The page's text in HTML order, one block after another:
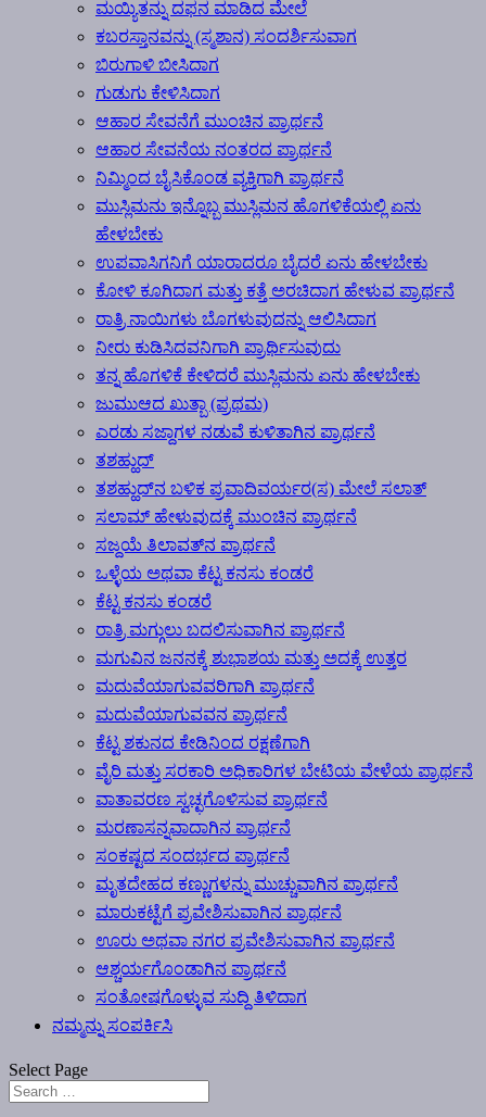
ಮಯ್ಯಿತನ್ನು ದಫನ ಮಾಡಿದ ಮೇಲೆ
ಕಬರಸ್ತಾನವನ್ನು (ಸ್ಮಶಾನ) ಸಂದರ್ಶಿಸುವಾಗ
ಬಿರುಗಾಳಿ ಬೀಸಿದಾಗ
ಗುಡುಗು ಕೇಳಿಸಿದಾಗ
ಆಹಾರ ಸೇವನೆಗೆ ಮುಂಚಿನ ಪ್ರಾರ್ಥನೆ
ಆಹಾರ ಸೇವನೆಯ ನಂತರದ ಪ್ರಾರ್ಥನೆ
ನಿಮ್ಮಿಂದ ಬೈಸಿಕೊಂಡ ವ್ಯಕ್ತಿಗಾಗಿ ಪ್ರಾರ್ಥನೆ
ಮುಸ್ಲಿಮನು ಇನ್ನೊಬ್ಬ ಮುಸ್ಲಿಮನ ಹೊಗಳಿಕೆಯಲ್ಲಿ ಏನು
ಹೇಳಬೇಕು
ಉಪವಾಸಿಗನಿಗೆ ಯಾರಾದರೂ ಬೈದರೆ ಏನು ಹೇಳಬೇಕು
ಕೋಳಿ ಕೂಗಿದಾಗ ಮತ್ತು ಕತ್ತೆ ಅರಚಿದಾಗ ಹೇಳುವ ಪ್ರಾರ್ಥನೆ
ರಾತ್ರಿ ನಾಯಿಗಳು ಬೊಗಳುವುದನ್ನು ಆಲಿಸಿದಾಗ
ನೀರು ಕುಡಿಸಿದವನಿಗಾಗಿ ಪ್ರಾರ್ಥಿಸುವುದು
ತನ್ನ ಹೊಗಳಿಕೆ ಕೇಳಿದರೆ ಮುಸ್ಲಿಮನು ಏನು ಹೇಳಬೇಕು
ಜುಮುಆದ ಖುತ್ಬಾ (ಪ್ರಥಮ)
ಎರಡು ಸಜ್ದಾಗಳ ನಡುವೆ ಕುಳಿತಾಗಿನ ಪ್ರಾರ್ಥನೆ
ತಶಹ್ಹುದ್
ತಶಹ್ಹುದ್‍ನ ಬಳಿಕ ಪ್ರವಾದಿವರ್ಯರ(ಸ) ಮೇಲೆ ಸಲಾತ್
ಸಲಾಮ್ ಹೇಳುವುದಕ್ಕೆ ಮುಂಚಿನ ಪ್ರಾರ್ಥನೆ
ಸಜ್ದಯೆ ತಿಲಾವತ್‍ನ ಪ್ರಾರ್ಥನೆ
ಒಳ್ಳೆಯ ಅಥವಾ ಕೆಟ್ಟ ಕನಸು ಕಂಡರೆ
ಕೆಟ್ಟ ಕನಸು ಕಂಡರೆ
ರಾತ್ರಿ ಮಗ್ಗುಲು ಬದಲಿಸುವಾಗಿನ ಪ್ರಾರ್ಥನೆ
ಮಗುವಿನ ಜನನಕ್ಕೆ ಶುಭಾಶಯ ಮತ್ತು ಅದಕ್ಕೆ ಉತ್ತರ
ಮದುವೆಯಾಗುವವರಿಗಾಗಿ ಪ್ರಾರ್ಥನೆ
ಮದುವೆಯಾಗುವವನ ಪ್ರಾರ್ಥನೆ
ಕೆಟ್ಟ ಶಕುನದ ಕೇಡಿನಿಂದ ರಕ್ಷಣೆಗಾಗಿ
ವೈರಿ ಮತ್ತು ಸರಕಾರಿ ಅಧಿಕಾರಿಗಳ ಬೇಟಿಯ ವೇಳೆಯ ಪ್ರಾರ್ಥನೆ
ವಾತಾವರಣ ಸ್ವಚ್ಛಗೊಳಿಸುವ ಪ್ರಾರ್ಥನೆ
ಮರಣಾಸನ್ನವಾದಾಗಿನ ಪ್ರಾರ್ಥನೆ
ಸಂಕಷ್ಟದ ಸಂದರ್ಭದ ಪ್ರಾರ್ಥನೆ
ಮೃತದೇಹದ ಕಣ್ಣುಗಳನ್ನು ಮುಚ್ಚುವಾಗಿನ ಪ್ರಾರ್ಥನೆ
ಮಾರುಕಟ್ಟೆಗೆ ಪ್ರವೇಶಿಸುವಾಗಿನ ಪ್ರಾರ್ಥನೆ
ಊರು ಅಥವಾ ನಗರ ಪ್ರವೇಶಿಸುವಾಗಿನ ಪ್ರಾರ್ಥನೆ
ಆಶ್ಚರ್ಯಗೊಂಡಾಗಿನ ಪ್ರಾರ್ಥನೆ
ಸಂತೋಷಗೊಳ್ಳುವ ಸುದ್ದಿ ತಿಳಿದಾಗ
ನಮ್ಮನ್ನು ಸಂಪರ್ಕಿಸಿ
Select Page